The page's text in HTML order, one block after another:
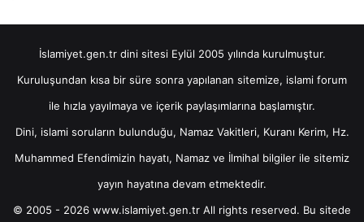
İslamiyet.gen.tr dini sitesi Eylül 2005 yılında kurulmuştur.
Kuruluşundan kısa bir süre sonra yapılanan sitemize, islami forum
ile hızla yayılmaya ve içerik paylaşımlarına başlamıştır.
Dini, islami soruların bulunduğu, Namaz Vakitleri, Kuranı Kerim, Hz.
Muhammed Efendimizin hayatı, Namaz ve İlmihal bilgiler ile sitemiz
yayın hayatına devam etmektedir.
© 2005 - 2026 www.islamiyet.gen.tr All rights reserved. Bu sitede